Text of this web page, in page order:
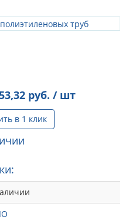
руб. / шт
в 1 клик